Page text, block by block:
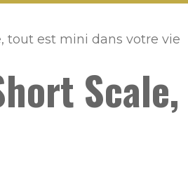
tout est mini dans votre vie